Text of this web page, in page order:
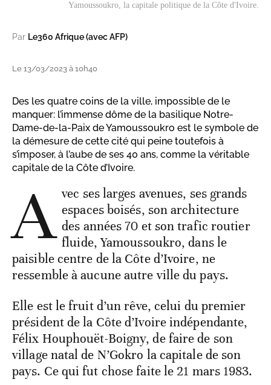
Yamoussoukro, la capitale politique de la Côte d'Ivoire.
Par Le360 Afrique (avec AFP)
Le 13/03/2023 à 10h40
Des les quatre coins de la ville, impossible de le
manquer: l’immense dôme de la basilique Notre-
Dame-de-la-Paix de Yamoussoukro est le symbole de
la démesure de cette cité qui peine toutefois à
s’imposer, à l’aube de ses 40 ans, comme la véritable
capitale de la Côte d’Ivoire.
A vec ses larges avenues, ses grands
espaces boisés, son architecture
des années 70 et son trafic routier
fluide, Yamoussoukro, dans le
paisible centre de la Côte d’Ivoire, ne
ressemble à aucune autre ville du pays.
Elle est le fruit d’un rêve, celui du premier
président de la Côte d’Ivoire indépendante,
Félix Houphouët-Boigny, de faire de son
village natal de N’Gokro la capitale de son
pays. Ce qui fut chose faite le 21 mars 1983.